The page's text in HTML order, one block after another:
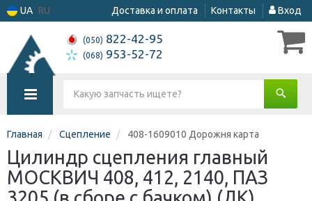
UA RU Доставка и оплата Контакты Вход
(050) 822-42-95
(068) 953-52-72
Главная Сцепление 408-1609010 Дорожня карта
Цилиндр сцепления главный
МОСКВИЧ 408, 412, 2140, ПАЗ